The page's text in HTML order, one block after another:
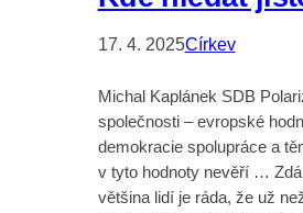
17. 4. 2025Církev
Michal Kaplánek SDB
společnosti – evropské
demokracie spolupráce a
v tyto hodnoty nevěří …
většina lidí je ráda, že už